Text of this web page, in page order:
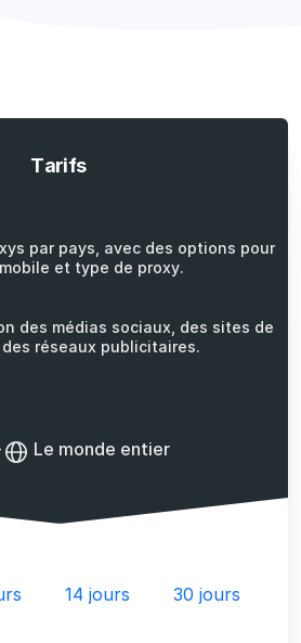
Tarifs
par pays, avec des options pour
et type de proxy.
des médias sociaux, des sites de
réseaux publicitaires.
Le monde entier
14 jours 30 jours